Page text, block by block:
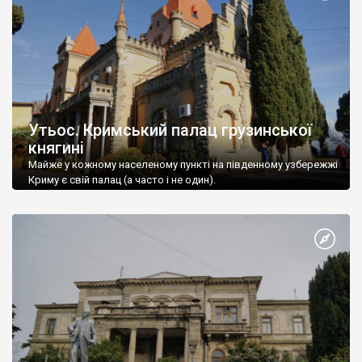
Утьос. Кримський палац грузинської
княгині
Майже у кожному населеному пункті на південному узбережжі
Криму є свій палац (а часто і не один).